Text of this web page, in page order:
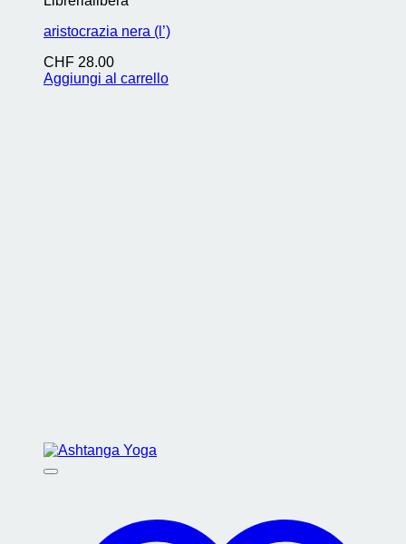
aristocrazia nera (l’)
CHF 28.00
Aggiungi al carrello